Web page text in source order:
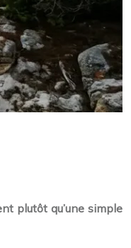
plutôt qu’une simple